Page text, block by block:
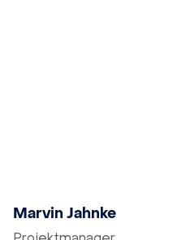
Marvin Jahnke